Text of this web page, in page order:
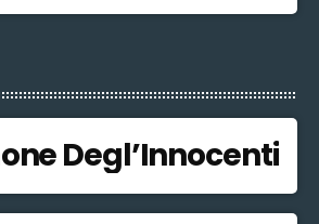
Degl’Innocenti